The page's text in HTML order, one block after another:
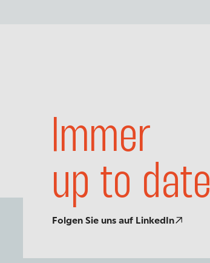
Immer
up to date
Folgen Sie uns auf LinkedIn